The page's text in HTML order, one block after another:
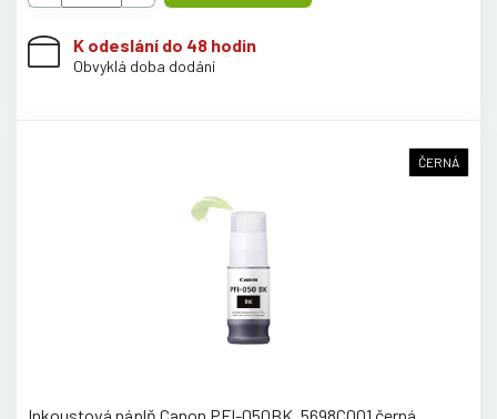
K odeslání do 48 hodin
Obvyklá doba dodání
ČERNÁ